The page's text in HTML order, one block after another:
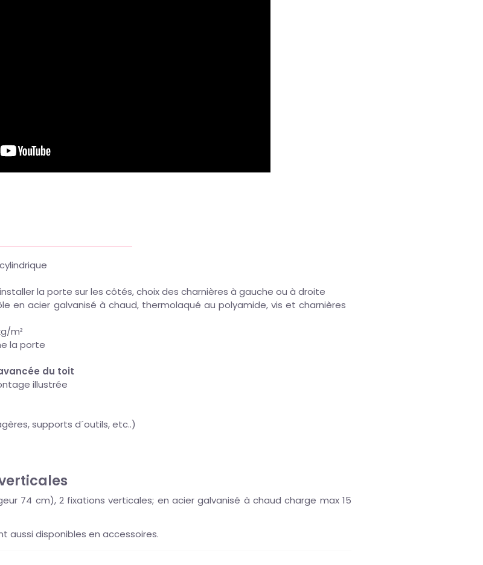
la porte sur les côtés, choix des charnières à gauche ou à droite
en acier galvanisé à chaud, thermolaqué au polyamide, vis et charnières
m²
la porte
du toit
illustrée
supports d´outils, etc..)
74 cm), 2 fixations verticales; en acier galvanisé à chaud charge max 15
aussi disponibles en accessoires.